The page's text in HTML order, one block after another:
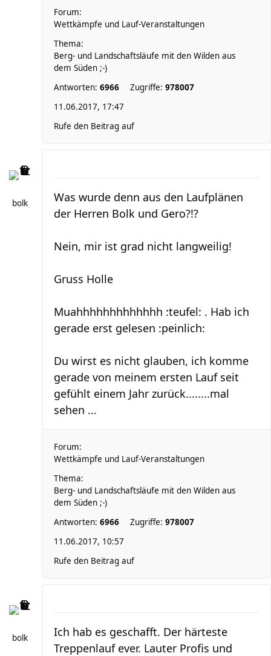
Forum:
Wettkämpfe und Lauf-Veranstaltungen
Thema:
Berg- und Landschaftsläufe mit den Wilden aus
dem Süden ;-)
Antworten: 6966 Zugriffe: 978007
11.06.2017, 17:47
Rufe den Beitrag auf
bolk
Was wurde denn aus den Laufplänen
der Herren Bolk und Gero?!?
Nein, mir ist grad nicht langweilig!
Gruss Holle
Muahhhhhhhhhhhhh :teufel: . Hab ich
gerade erst gelesen :peinlich:
Du wirst es nicht glauben, ich komme
gerade von meinem ersten Lauf seit
gefühlt einem Jahr zurück........mal
sehen ...
Forum:
Wettkämpfe und Lauf-Veranstaltungen
Thema:
Berg- und Landschaftsläufe mit den Wilden aus
dem Süden ;-)
Antworten: 6966 Zugriffe: 978007
11.06.2017, 10:57
Rufe den Beitrag auf
bolk
Ich hab es geschafft. Der härteste
Treppenlauf ever. Lauter Profis und